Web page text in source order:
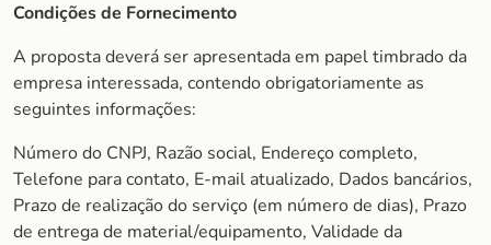
Condições de Fornecimento
A proposta deverá ser apresentada em papel timbrado da
empresa interessada, contendo obrigatoriamente as
seguintes informações:
Número do CNPJ, Razão social, Endereço completo,
Telefone para contato, E-mail atualizado, Dados bancários,
Prazo de realização do serviço (em número de dias), Prazo
de entrega de material/equipamento, Validade da